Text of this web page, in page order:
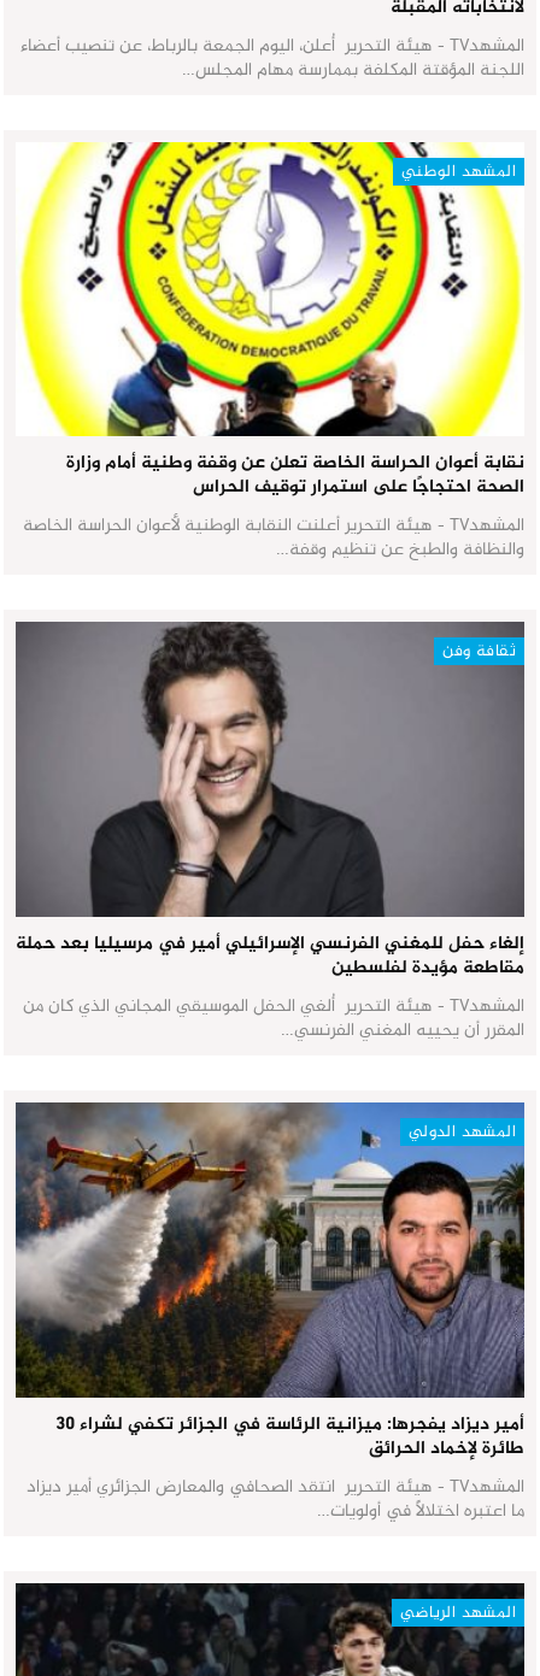
لانتخاباته المقبلة
المشهدTV - هيئة التحرير أُعلن، اليوم الجمعة بالرباط، عن تنصيب أعضاء
اللجنة المؤقتة المكلفة بممارسة مهام المجلس…
المشهد الوطني
نقابة أعوان الحراسة الخاصة تعلن عن وقفة وطنية أمام وزارة
الصحة احتجاجًا على استمرار توقيف الحراس
المشهدTV - هيئة التحرير أعلنت النقابة الوطنية لأعوان الحراسة الخاصة
والنظافة والطبخ عن تنظيم وقفة…
ثقافة وفن
إلغاء حفل للمغني الفرنسي الإسرائيلي أمير في مرسيليا بعد حملة
مقاطعة مؤيدة لفلسطين
المشهدTV - هيئة التحرير أُلغي الحفل الموسيقي المجاني الذي كان من
المقرر أن يحييه المغني الفرنسي…
المشهد الدولي
أمير ديزاد يفجرها: ميزانية الرئاسة في الجزائر تكفي لشراء 30
طائرة لإخماد الحرائق
المشهدTV - هيئة التحرير انتقد الصحافي والمعارض الجزائري أمير ديزاد
ما اعتبره اختلالاً في أولويات…
المشهد الرياضي